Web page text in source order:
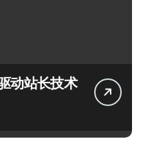
动站长技术